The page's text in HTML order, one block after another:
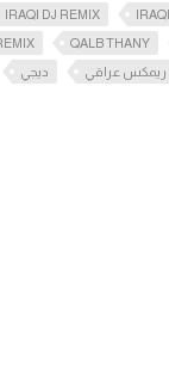
IRAQI DJ REMIX
QALB THANY
ديجي ريمكس عراقي